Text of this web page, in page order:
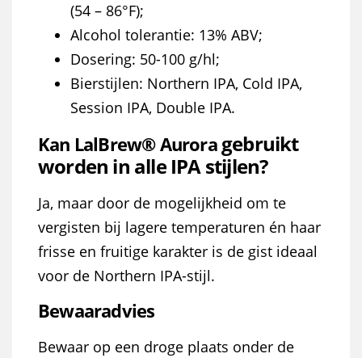
(54 – 86°F);
Alcohol tolerantie: 13% ABV;
Dosering: 50-100 g/hl;
Bierstijlen: Northern IPA, Cold IPA,
Session IPA, Double IPA.
Kan LalBrew® Aurora gebruikt
worden in alle IPA stijlen?
Ja, maar door de mogelijkheid om te
vergisten bij lagere temperaturen én haar
frisse en fruitige karakter is de gist ideaal
voor de Northern IPA-stijl.
Bewaaradvies
Bewaar op een droge plaats onder de